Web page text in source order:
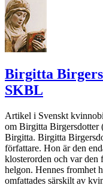
Birgitta
SKBL
Artikel i Svenskt
om Birgitta Birgersdotter
Birgitta. Birgitta
författare. Hon är den
klosterorden och var den
helgon. Hennes fromhet
omfattades särskilt av